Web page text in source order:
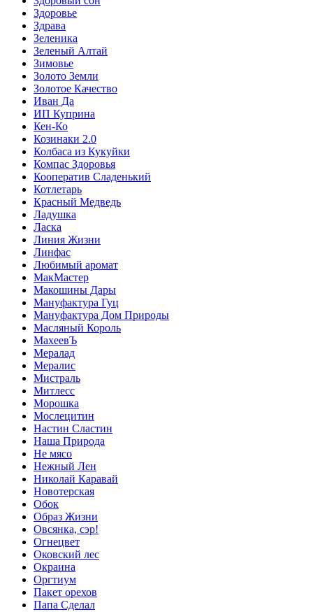
Здоровье
Здрава
Зеленика
Зеленый Алтай
Зимовье
Золото Земли
Золотое Качество
Иван Да
ИП Куприна
Кен-Ко
Козинаки 2.0
Колбаса из Кукуйки
Компас Здоровья
Кооператив Сладенький
Котлетарь
Красный Медведь
Ладушка
Ласка
Линия Жизни
Линфас
Любимый аромат
МакМастер
Макошины Дары
Мануфактура Гуц
Мануфактура Дом Природы
Масляный Король
МахеевЪ
Мералад
Мералис
Мистраль
Митлесс
Морошка
Мослецитин
Настин Сластин
Наша Природа
Не мясо
Нежный Лен
Николай Каравай
Новотерская
Обок
Образ Жизни
Овсянка, сэр!
Огнецвет
Оковский лес
Окраина
Оргтиум
Пакет орехов
Папа Сделал